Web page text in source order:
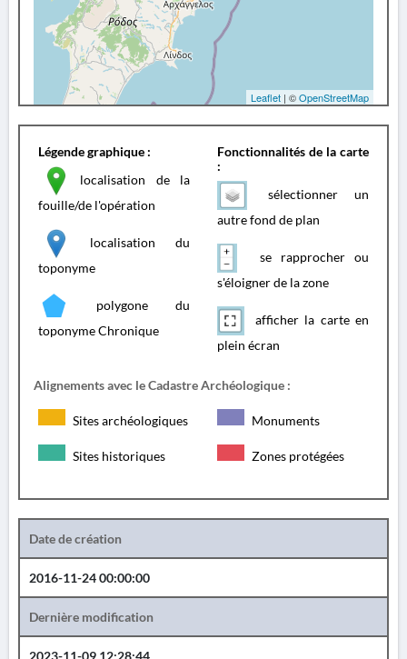
Leaflet | ©OpenStreetMap
Légende graphique :
localisation de la
fouille/de l'opération
localisation du
toponyme
polygone du
toponyme Chronique
Fonctionnalités de la carte
:
sélectionner un
autre fond de plan
se rapprocher ou
s'éloigner de la zone
afficher la carte en
plein écran
Alignements avec le Cadastre Archéologique :
Sites archéologiques Monuments
Sites historiques Zones protégées
Date de création
2016-11-24 00:00:00
Dernière modification
2023-11-09 12:28:44